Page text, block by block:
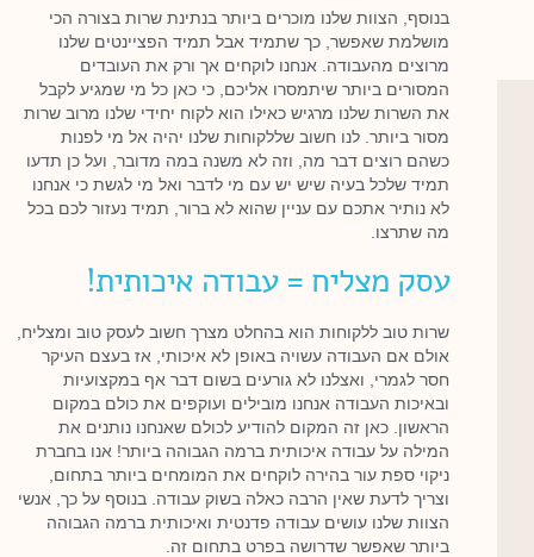
בנוסף, הצוות שלנו מוכרים ביותר בנתינת שרות בצורה הכי
מושלמת שאפשר, כך שתמיד אבל תמיד הפציינטים שלנו
מרוצים מהעבודה. אנחנו לוקחים אך ורק את העובדים
המסורים ביותר שיתמסרו אליכם, כי כאן כל מי שמגיע לקבל
את השרות שלנו מרגיש כאילו הוא לקוח יחידי שלנו מרוב שרות
מסור ביותר. לנו חשוב שללקוחות שלנו יהיה אל מי לפנות
כשהם רוצים דבר מה, וזה לא משנה במה מדובר, ועל כן תדעו
תמיד שלכל בעיה שיש יש עם מי לדבר ואל מי לגשת כי אנחנו
לא נותיר אתכם עם עניין שהוא לא ברור, תמיד נעזור לכם בכל
מה שתרצו.
עסק מצליח = עבודה איכותית!
שרות טוב ללקוחות הוא בהחלט מצרך חשוב לעסק טוב ומצליח,
אולם אם העבודה עשויה באופן לא איכותי, אז בעצם העיקר
חסר לגמרי, ואצלנו לא גורעים בשום דבר אף במקצועיות
ובאיכות העבודה אנחנו מובילים ועוקפים את כולם במקום
הראשון. כאן זה המקום להודיע לכולם שאנחנו נותנים את
המילה על עבודה איכותית ברמה הגבוהה ביותר! אנו בחברת
ניקוי ספת עור בהירה לוקחים את המומחים ביותר בתחום,
וצריך לדעת שאין הרבה כאלה בשוק עבודה. בנוסף על כך, אנשי
הצוות שלנו עושים עבודה פדנטית ואיכותית ברמה הגבוהה
ביותר שאפשר שדרושה בפרט בתחום זה.